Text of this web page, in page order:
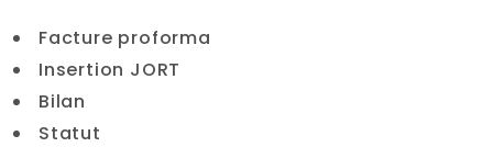
Facture proforma
Insertion JORT
Bilan
Statut